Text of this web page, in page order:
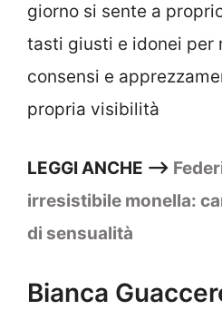
giorno si sente a
tasti giusti e idonei per
consensi e
propria visibilità
LEGGI ANCHE ——>
irresistibile monella:
di sensualità
Bianca